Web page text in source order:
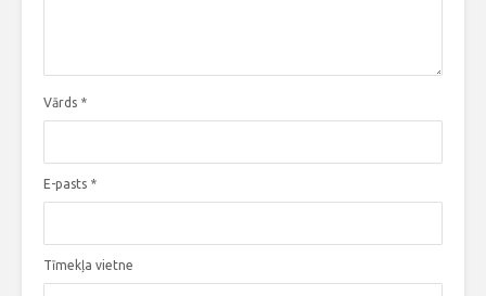
Vārds *
E-pasts *
Tīmekļa vietne